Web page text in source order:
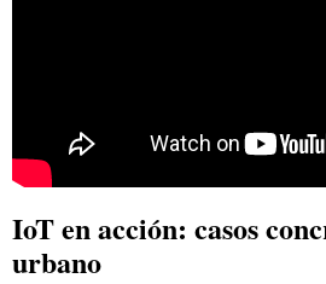
IoT en acción: casos
urbano